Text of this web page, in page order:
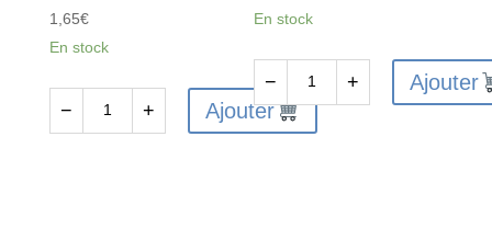
1,65€
En stock
− + Ajouter
En stock
de
− + Ajouter